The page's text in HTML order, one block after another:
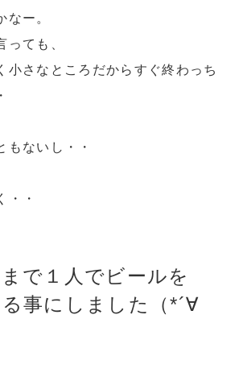
なー。
っても、
小さなところだからすぐ終わっち
もないし・・
・・
で１人でビールを
事にしました（*´∀